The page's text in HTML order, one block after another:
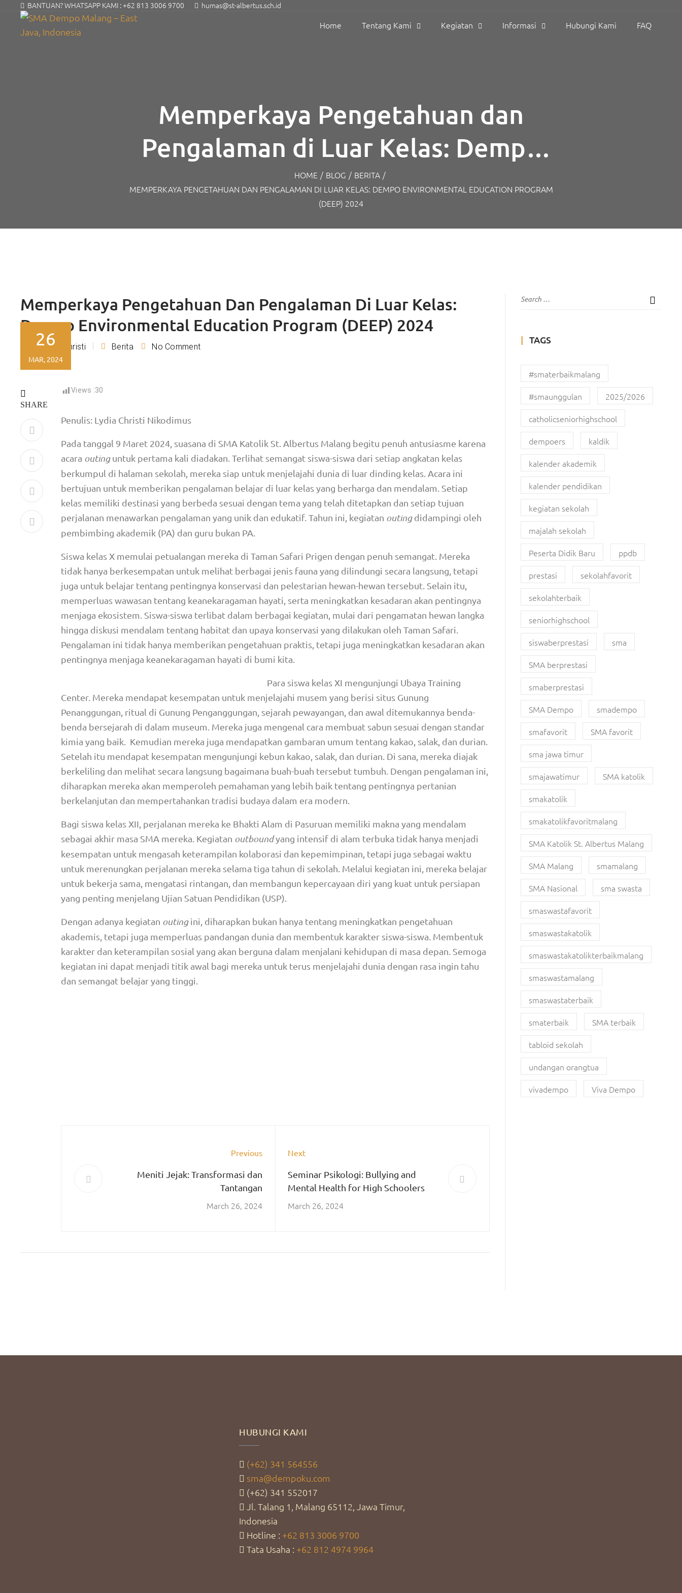
BANTUAN? WHATSAPP KAMI :+62 813 3006 9700 humas@st-albertus.sch.id
Home Tentang Kami Kegiatan Informasi Hubungi Kami FAQ
Memperkaya Pengetahuan dan
Pengalaman di Luar Kelas: Dempo
Environmental Education Program
(DEEP) 2024
HOME / BLOG / BERITA /
MEMPERKAYA PENGETAHUAN DAN PENGALAMAN DI LUAR KELAS: DEMPO ENVIRONMENTAL EDUCATION PROGRAM
(DEEP) 2024
Memperkaya Pengetahuan Dan Pengalaman Di Luar Kelas:
Dempo Environmental Education Program (DEEP) 2024
By Lydia Christi Berita No Comment
26
MAR, 2024
SHARE
Views :30
Penulis: Lydia Christi Nikodimus
Pada tanggal 9 Maret 2024, suasana di SMA Katolik St. Albertus Malang begitu penuh antusiasme karena
acara outinguntuk pertama kali diadakan. Terlihat semangat siswa-siswa dari setiap angkatan kelas
berkumpul di halaman sekolah, mereka siap untuk menjelajahi dunia di luar dinding kelas. Acara ini
bertujuan untuk memberikan pengalaman belajar di luar kelas yang berharga dan mendalam. Setiap
kelas memiliki destinasi yang berbeda sesuai dengan tema yang telah ditetapkan dan setiap tujuan
perjalanan menawarkan pengalaman yang unik dan edukatif. Tahun ini, kegiatan outingdidampingi oleh
pembimbing akademik (PA) dan guru bukan PA.
Siswa kelas X memulai petualangan mereka di Taman Safari Prigen dengan penuh semangat. Mereka
tidak hanya berkesempatan untuk melihat berbagai jenis fauna yang dilindungi secara langsung, tetapi
juga untuk belajar tentang pentingnya konservasi dan pelestarian hewan-hewan tersebut. Selain itu,
memperluas wawasan tentang keanekaragaman hayati, serta meningkatkan kesadaran akan pentingnya
menjaga ekosistem. Siswa-siswa terlibat dalam berbagai kegiatan, mulai dari pengamatan hewan langka
hingga diskusi mendalam tentang habitat dan upaya konservasi yang dilakukan oleh Taman Safari.
Pengalaman ini tidak hanya memberikan pengetahuan praktis, tetapi juga meningkatkan kesadaran akan
pentingnya menjaga keanekaragaman hayati di bumi kita.
Para siswa kelas XI mengunjungi Ubaya Training
Center. Mereka mendapat kesempatan untuk menjelajahi musem yang berisi situs Gunung
Penanggungan, ritual di Gunung Penganggungan, sejarah pewayangan, dan awal ditemukannya benda-
benda bersejarah di dalam museum. Mereka juga mengenal cara membuat sabun sesuai dengan standar
kimia yang baik. Kemudian mereka juga mendapatkan gambaran umum tentang kakao, salak, dan durian.
Setelah itu mendapat kesempatan mengunjungi kebun kakao, salak, dan durian. Di sana, mereka diajak
berkeliling dan melihat secara langsung bagaimana buah-buah tersebut tumbuh. Dengan pengalaman ini,
diharapkan mereka akan memperoleh pemahaman yang lebih baik tentang pentingnya pertanian
berkelanjutan dan mempertahankan tradisi budaya dalam era modern.
Bagi siswa kelas XII, perjalanan mereka ke Bhakti Alam di Pasuruan memiliki makna yang mendalam
sebagai akhir masa SMA mereka. Kegiatan outboundyang intensif di alam terbuka tidak hanya menjadi
kesempatan untuk mengasah keterampilan kolaborasi dan kepemimpinan, tetapi juga sebagai waktu
untuk merenungkan perjalanan mereka selama tiga tahun di sekolah. Melalui kegiatan ini, mereka belajar
untuk bekerja sama, mengatasi rintangan, dan membangun kepercayaan diri yang kuat untuk persiapan
yang penting menjelang Ujian Satuan Pendidikan (USP).
Dengan adanya kegiatan outingini, diharapkan bukan hanya tentang meningkatkan pengetahuan
akademis, tetapi juga memperluas pandangan dunia dan membentuk karakter siswa-siswa. Membentuk
karakter dan keterampilan sosial yang akan berguna dalam menjalani kehidupan di masa depan. Semoga
kegiatan ini dapat menjadi titik awal bagi mereka untuk terus menjelajahi dunia dengan rasa ingin tahu
dan semangat belajar yang tinggi.
Previous
Meniti Jejak: Transformasi dan
Tantangan
March 26, 2024
Next
Seminar Psikologi: Bullying and
Mental Health for High Schoolers
March 26, 2024
TAGS
#smaterbaikmalang
#smaunggulan
2025/2026
catholicseniorhighschool
dempoers
kaldik
kalender akademik
kalender pendidikan
kegiatan sekolah
majalah sekolah
Peserta Didik Baru
ppdb
prestasi
sekolahfavorit
sekolahterbaik
seniorhighschool
siswaberprestasi
sma
SMA berprestasi
smaberprestasi
SMA Dempo
smadempo
smafavorit
SMA favorit
sma jawa timur
smajawatimur
SMA katolik
smakatolik
smakatolikfavoritmalang
SMA Katolik St. Albertus Malang
SMA Malang
smamalang
SMA Nasional
sma swasta
smaswastafavorit
smaswastakatolik
smaswastakatolikterbaikmalang
smaswastamalang
smaswastaterbaik
smaterbaik
SMA terbaik
tabloid sekolah
undangan orangtua
vivadempo
Viva Dempo
HUBUNGI KAMI
(+62) 341 564556
sma@dempoku.com
(+62) 341 552017
Jl. Talang 1, Malang 65112, Jawa Timur,
Indonesia
Hotline : +62 813 3006 9700
Tata Usaha : +62 812 4974 9964